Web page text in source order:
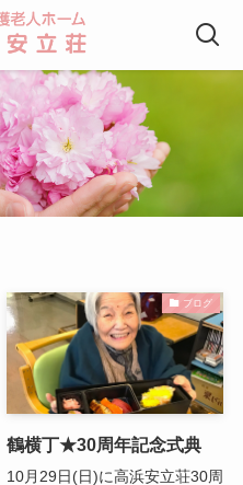
ブログ
鶴横丁★30周年記念式典
10月29日(日)に高浜安立荘30周